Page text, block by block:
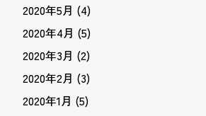
2020年5月 (4)
2020年4月 (5)
2020年3月 (2)
2020年2月 (3)
2020年1月 (5)